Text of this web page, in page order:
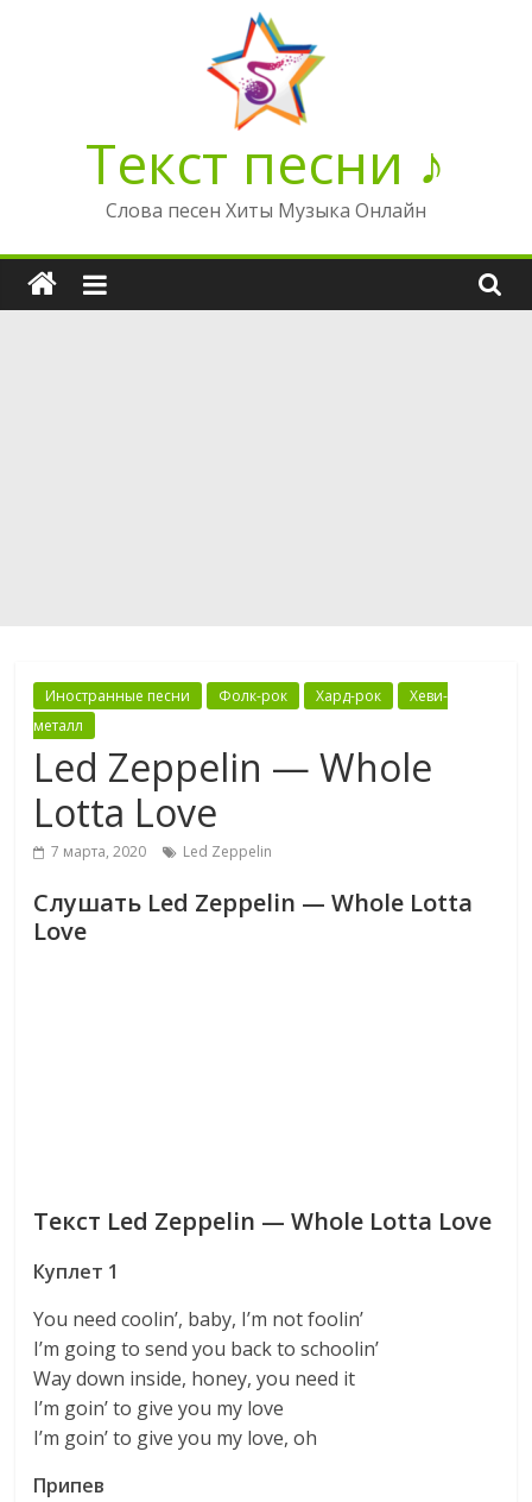
Текст песни ♪
Слова песен Хиты Музыка Онлайн
Иностранные песни Фолк-рок Хард-рок
Хеви-
металл
Led Zeppelin — Whole
Lotta Love
7 марта, 2020 Led Zeppelin
Слушать Led Zeppelin — Whole Lotta
Love
Текст Led Zeppelin — Whole Lotta Love
Куплет 1
You need coolin’, baby, I’m not foolin’
I’m going to send you back to schoolin’
Way down inside, honey, you need it
I’m goin’ to give you my love
I’m goin’ to give you my love, oh
Припев